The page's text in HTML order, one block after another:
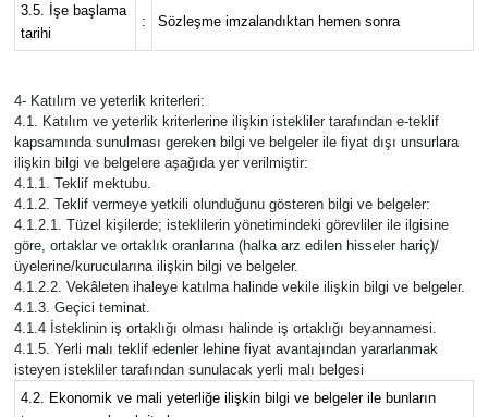
3.5. İşe başlama
tarihi
: Sözleşme imzalandıktan hemen sonra
4- Katılım ve yeterlik kriterleri:
4.1. Katılım ve yeterlik kriterlerine ilişkin istekliler tarafından e-teklif
kapsamında sunulması gereken bilgi ve belgeler ile fiyat dışı unsurlara
ilişkin bilgi ve belgelere aşağıda yer verilmiştir:
4.1.1. Teklif mektubu.
4.1.2. Teklif vermeye yetkili olunduğunu gösteren bilgi ve belgeler:
4.1.2.1. Tüzel kişilerde; isteklilerin yönetimindeki görevliler ile ilgisine
göre, ortaklar ve ortaklık oranlarına (halka arz edilen hisseler hariç)/
üyelerine/kurucularına ilişkin bilgi ve belgeler.
4.1.2.2. Vekâleten ihaleye katılma halinde vekile ilişkin bilgi ve belgeler.
4.1.3. Geçici teminat.
4.1.4 İsteklinin iş ortaklığı olması halinde iş ortaklığı beyannamesi.
4.1.5. Yerli malı teklif edenler lehine fiyat avantajından yararlanmak
isteyen istekliler tarafından sunulacak yerli malı belgesi
4.2. Ekonomik ve mali yeterliğe ilişkin bilgi ve belgeler ile bunların